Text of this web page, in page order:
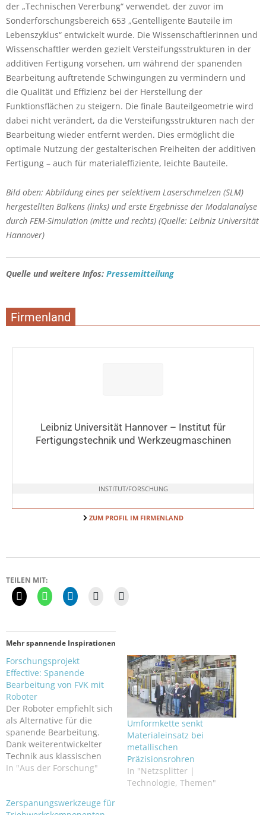
der „Technischen Vererbung“ verwendet, der zuvor im
Sonderforschungsbereich 653 „Gentelligente Bauteile im
Lebenszyklus“ entwickelt wurde. Die Wissenschaftlerinnen und
Wissenschaftler werden gezielt Versteifungsstrukturen in der
additiven Fertigung vorsehen, um während der spanenden
Bearbeitung auftretende Schwingungen zu vermindern und
die Qualität und Effizienz bei der Herstellung der
Funktionsflächen zu steigern. Die finale Bauteilgeometrie wird
dabei nicht verändert, da die Versteifungsstrukturen nach der
Bearbeitung wieder entfernt werden. Dies ermöglicht die
optimale Nutzung der gestalterischen Freiheiten der additiven
Fertigung – auch für materialeffiziente, leichte Bauteile.
Bild oben: Abbildung eines per selektivem Laserschmelzen (SLM)
hergestellten Balkens (links) und erste Ergebnisse der Modalanalyse
durch FEM-Simulation (mitte und rechts) (Quelle: Leibniz Universität
Hannover)
Quelle und weitere Infos: Pressemitteilung
Firmenland
Leibniz Universität Hannover – Institut für
Fertigungstechnik und Werkzeugmaschinen
INSTITUT/FORSCHUNG
ZUM PROFIL IM FIRMENLAND
TEILEN MIT:
Mehr spannende Inspirationen
Forschungsprojekt
Effective: Spanende
Bearbeitung von FVK mit
Roboter
Der Roboter empfiehlt sich
als Alternative für die
spanende Bearbeitung.
Dank weiterentwickelter
Technik aus klassischen
Werkzeugmaschinen
Zerspanung und CFK-
In "Aus der Forschung"
Umformkette senkt
Materialeinsatz bei
metallischen
Präzisionsrohren
In "Netzsplitter |
Technologie, Themen"
Zerspanungswerkzeuge für